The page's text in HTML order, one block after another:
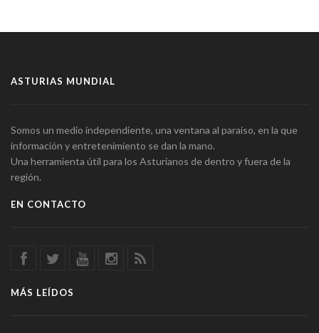
ASTURIAS MUNDIAL
Somos un medio independiente, una ventana al paraíso, en la que
información y entretenimiento se dan la mano.
Una herramienta útil para los Asturianos de dentro y fuera de la
región.
EN CONTACTO
MÁS LEÍDOS